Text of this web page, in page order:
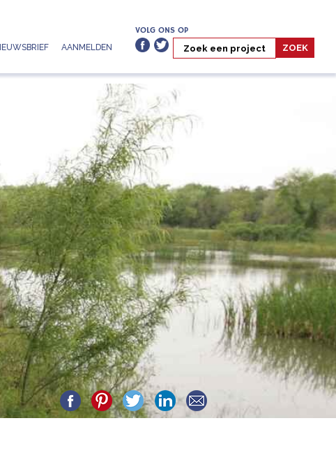
AANMELDEN
VOLG ONS OP